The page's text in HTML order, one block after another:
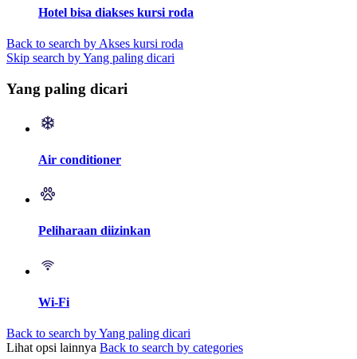
Hotel bisa diakses kursi roda
Back to search by Akses kursi roda
Skip search by Yang paling dicari
Yang paling dicari
Air conditioner
Peliharaan diizinkan
Wi-Fi
Back to search by Yang paling dicari
Lihat opsi lainnya Back to search by categories